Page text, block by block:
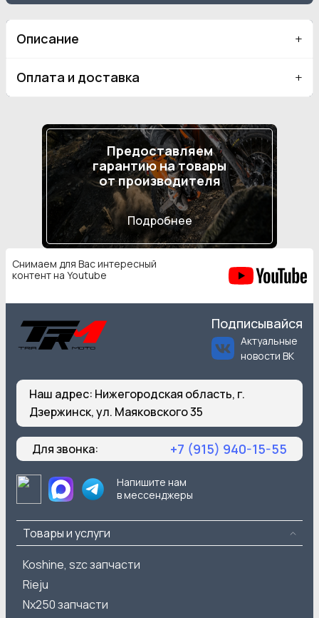
Описание
Оплата и доставка
Предоставляем
гарантию на товары
от производителя
Подробнее
Снимаем для Вас интересный
контент на Youtube
Подписывайся
Актуальные
новости ВК
Наш адрес: Нижегородская область, г.
Дзержинск, ул. Маяковского 35
Для звонка: +7 (915) 940-15-55
Напишите нам
в мессенджеры
Товары и услуги
Koshine, szc запчасти
Rieju
Nx250 запчасти